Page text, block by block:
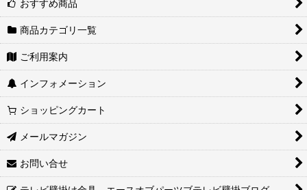
ヒガシポールシステム 金具セット
ヒガシポールシステム オプションパーツ
テレビスタンド 家庭用テレビスタンド
テレビスタンド 業務用テレビスタンド
テレビスタンド 業務用イーゼルスタンド
テレビスタンド 業務用卓上スタンド
おすすめ商品
商品カテゴリ一覧
ご利用案内
インフォメーション
ショッピングカート
メールマガジン
お問い合せ